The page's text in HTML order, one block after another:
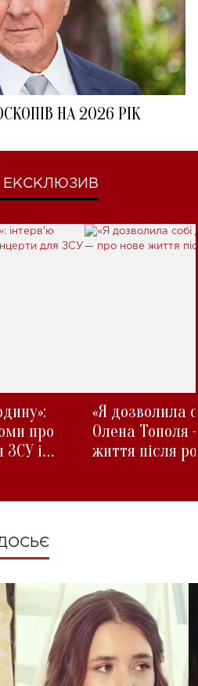
НА 2026 РІК
ЕКСКЛЮЗИВ
про
ЗСУ і
«Я дозволила
Олена Тополя
життя після